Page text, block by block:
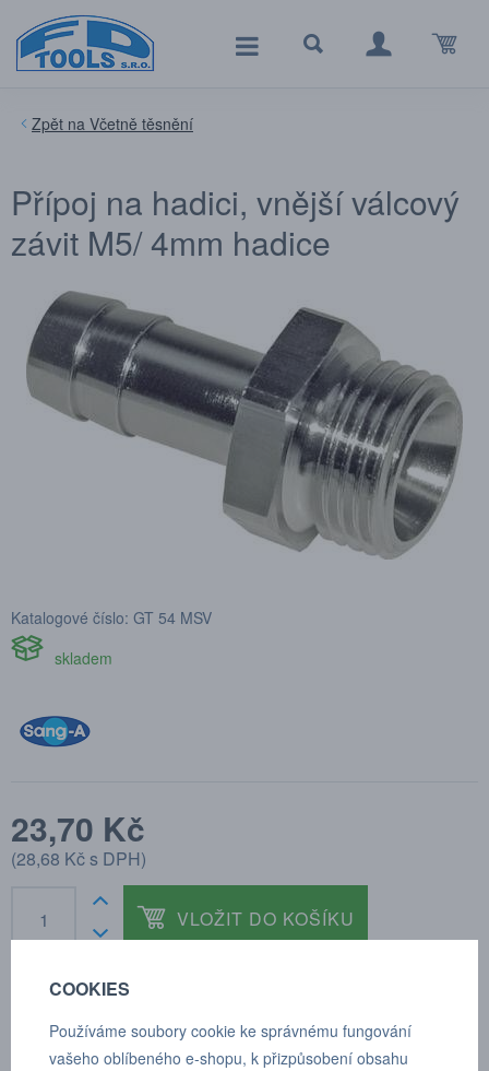
Včetně těsnění
Přípoj na hadici, vnější válcový
závit M5/ 4mm hadice
Katalogové číslo: GT 54 MSV
skladem
23,70 Kč
(28,68 Kčs DPH)
VLOŽIT DO KOŠÍKU
TECHNICKÉ ÚDAJE POPTÁVKA
COOKIES
Používáme soubory cookie ke správnému fungování
vašeho oblíbeného e-shopu, k přizpůsobení obsahu